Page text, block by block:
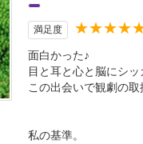
満足度
面白かった♪
目と耳と心と脳にシッ
この出会いで観劇の取
私の基準。